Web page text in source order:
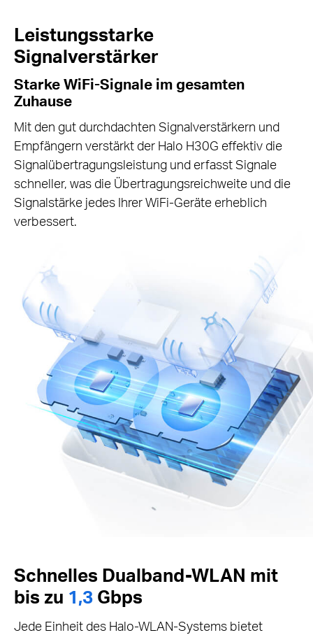
Leistungsstarke
Signalverstärker
Starke WiFi-Signale im gesamten
Zuhause
Mit den gut durchdachten Signalverstärkern und
Empfängern verstärkt der Halo H30G effektiv die
Signalübertragungsleistung und erfasst Signale
schneller, was die Übertragungsreichweite und die
Signalstärke jedes Ihrer WiFi-Geräte erheblich
verbessert.
Schnelles Dualband-WLAN mit
bis zu 1,3 Gbps
Jede Einheit des Halo-WLAN-Systems bietet